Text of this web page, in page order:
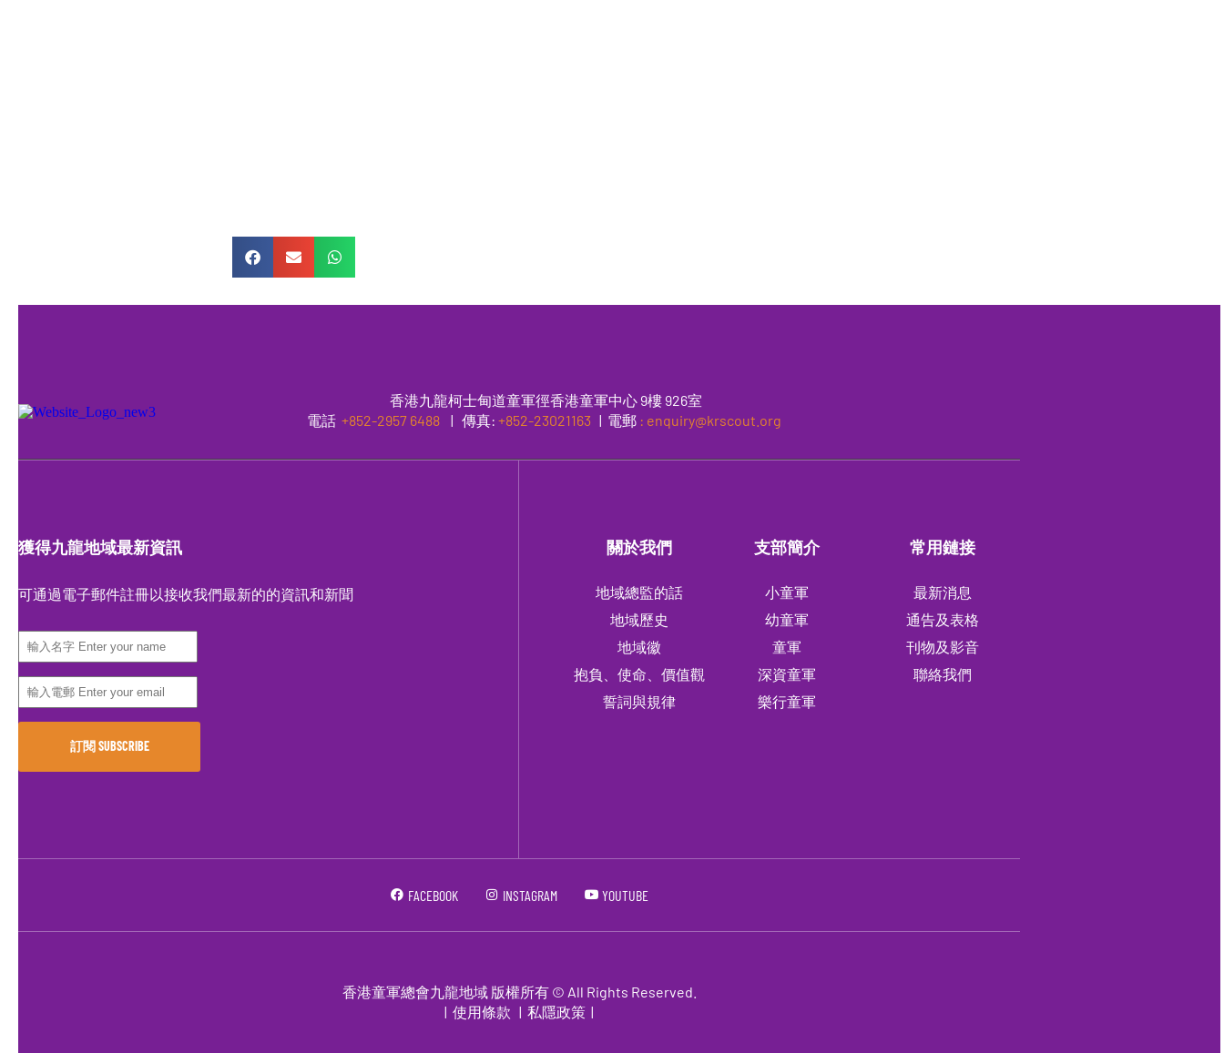
香港九龍柯士甸道童軍徑香港童軍中心 9樓 926室
電話 +852-2957 6488 |傳真:+852-23021163 | 電郵 : enquiry@krscout.org
獲得九龍地域最新資訊
可通過電子郵件註冊以接收我們最新的的資訊和新聞
關於我們
地域總監的話
地域歷史
地域徽
抱負、使命、價值觀
誓詞與規律
支部簡介
小童軍
幼童軍
童軍
深資童軍
樂行童軍
常用鏈接
最新消息
通告及表格
刊物及影音
聯絡我們
FACEBOOK INSTAGRAM YOUTUBE
香港童軍總會九龍地域 版權所有 © All Rights Reserved.
| 使用條款 | 私隱政策 |